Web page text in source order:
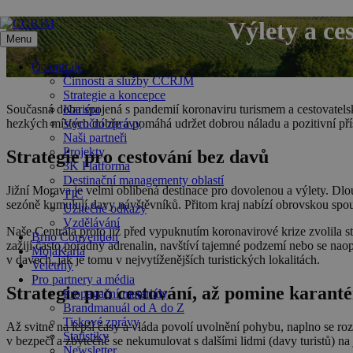
Přeskočit
na
obsah
Menu
O centrále
Činnosti a služby CCRJM
Strategie a koncepce
Kariéra
Výroční zprávy
Naši partneři
Projekty
3K Platforma
Destinační managementy oblastí
TIC
Užitečné odkazy
Vzdělávání
Brno Convention
MojaKarta
Veletrhy
Pro partnery a média
Propagační materiály
Brandmanuál od A do Z
Tiskové zprávy
Statistiky
Výlety a
Současná doba spojená s pandemií koronaviru turismem a
hezkých místech dobře a pomáhá udržet dobrou náladu a pozitivní
Strategie pro cestování bez davů
Jižní Morava je velmi oblíbená destinace pro dovolenou a výlety.
sezóně kumulují davy návštěvníků. Přitom kraj nabízí obrovskou
Naše Centrála proto již před vypuknutím koronavirové krize zvolila
zažijí často pořádný adrenalin, navštíví tajemné podzemí nebo se
v davech, jak je tomu v nejvytíženějších turistických lokalitách.
Strategie pro cestování, až pomine
Až svitne na lepší časy a vláda povolí uvolnění pohybu, naplno se
v bezpečí a zbytečně se nekumulovat s dalšími lidmi (davy turistů) na